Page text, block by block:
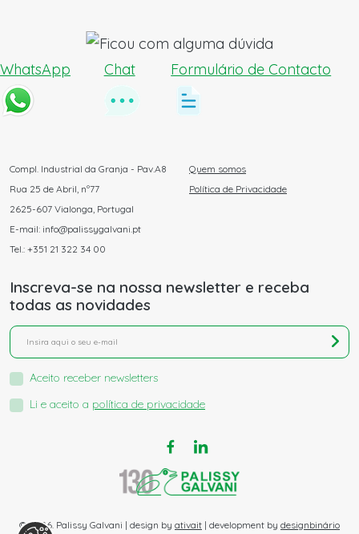
WhatsApp Chat Formulário de Contacto
Compl. Industrial da Granja - Pav.A8
Rua 25 de Abril, nº77
2625-607 Vialonga, Portugal
E-mail: info@palissygalvani.pt
Tel.: +351 21 322 34 00
Quem somos
Política de Privacidade
Inscreva-se na nossa newsletter e receba
todas as novidades
Aceito receber newsletters
Li e aceito a política de privacidade
© 2026. Palissy Galvani | design by ativait | development by designbinário